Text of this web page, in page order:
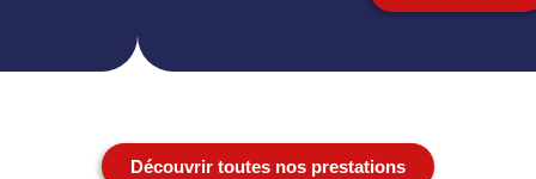
Découvrir toutes nos prestations